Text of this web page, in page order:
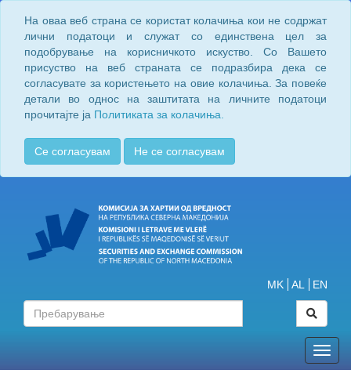
На оваа веб страна се користат колачиња кои не содржат
лични податоци и служат со единствена цел за
подобрување на корисничкото искуство. Со Вашето
присуство на веб страната се подразбира дека се
согласувате за користењето на овие колачиња. За повеќе
детали во однос на заштитата на личните податоци
прочитајте ја Политиката за колачиња.
Се согласувам Не се согласувам
MK AL EN